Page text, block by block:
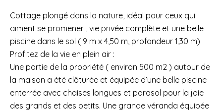
Cottage plongé dans la nature, idéal pour ceux qui
aiment se promener , vie privée complète et une belle
piscine dans le sol ( 9 m x 4,50 m, profondeur 1,30 m)
Profitez de la vie en plein air :
Une partie de la propriété ( environ 500 m2 ) autour de
la maison a été clôturée et équipée d’une belle piscine
enterrée avec chaises longues et parasol pour la joie
des grands et des petits. Une grande véranda équipée